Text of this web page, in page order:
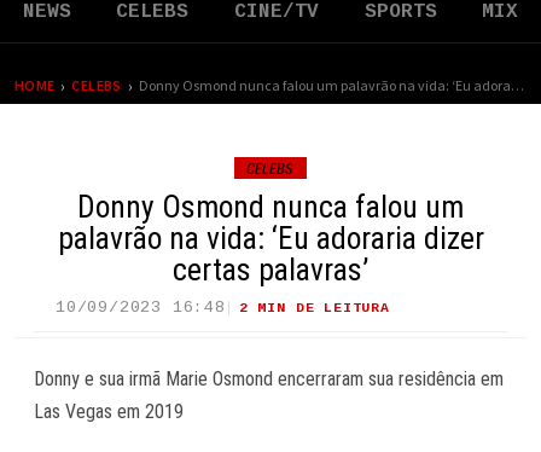
NEWS CELEBS CINE/TV SPORTS MIX
HOME › CELEBS › Donny Osmond nunca falou um palavrão na vida: ‘Eu adoraria dizer certas palavras’
CELEBS
Donny Osmond nunca falou um
palavrão na vida: ‘Eu adoraria dizer
certas palavras’
10/09/2023 16:48 2 MIN DE LEITURA
Donny e sua irmã Marie Osmond encerraram sua residência em
Las Vegas em 2019